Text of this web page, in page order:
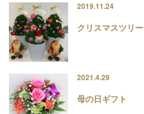
2019.11.24
クリスマスツリー
2021.4.29
母の日ギフト